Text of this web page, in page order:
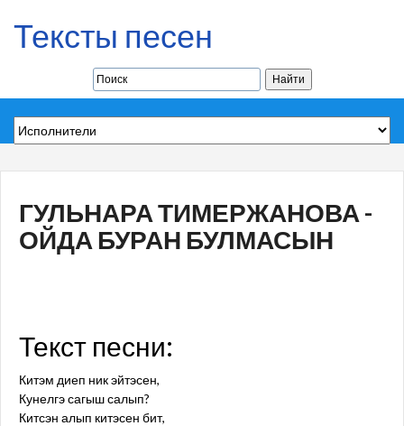
Тексты песен
ГУЛЬНАРА ТИМЕРЖАНОВА -
ОЙДА БУРАН БУЛМАСЫН
Текст песни:
Китэм диеп ник эйтэсен,
Кунелгэ сагыш салып?
Китсэн алып китэсен бит,